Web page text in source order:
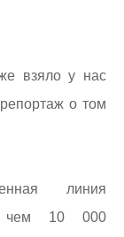
взяло у нас
о том
линия
чем 10 000